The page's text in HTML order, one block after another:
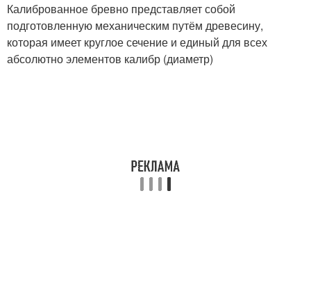
Калиброванное бревно представляет собой
подготовленную механическим путём древесину,
которая имеет круглое сечение и единый для всех
абсолютно элементов калибр (диаметр)